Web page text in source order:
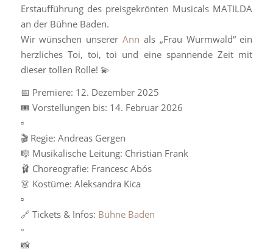
Erstaufführung des preisgekrönten Musicals MATILDA
an der Bühne Baden.
Wir wünschen unsererAnn als „Frau Wurmwald“ ein
herzliches Toi, toi, toi und eine spannende Zeit mit
dieser tollen Rolle! 💫
📅 Premiere: 12. Dezember 2025
🎟 Vorstellungen bis: 14. Februar 2026
▫️
🎬 Regie: Andreas Gergen
🎼 Musikalische Leitung: Christian Frank
🩰 Choreografie: Francesc Abós
👗 Kostüme: Aleksandra Kica
▫️
🔗 Tickets & Infos: Bühne Baden
▫️
📸